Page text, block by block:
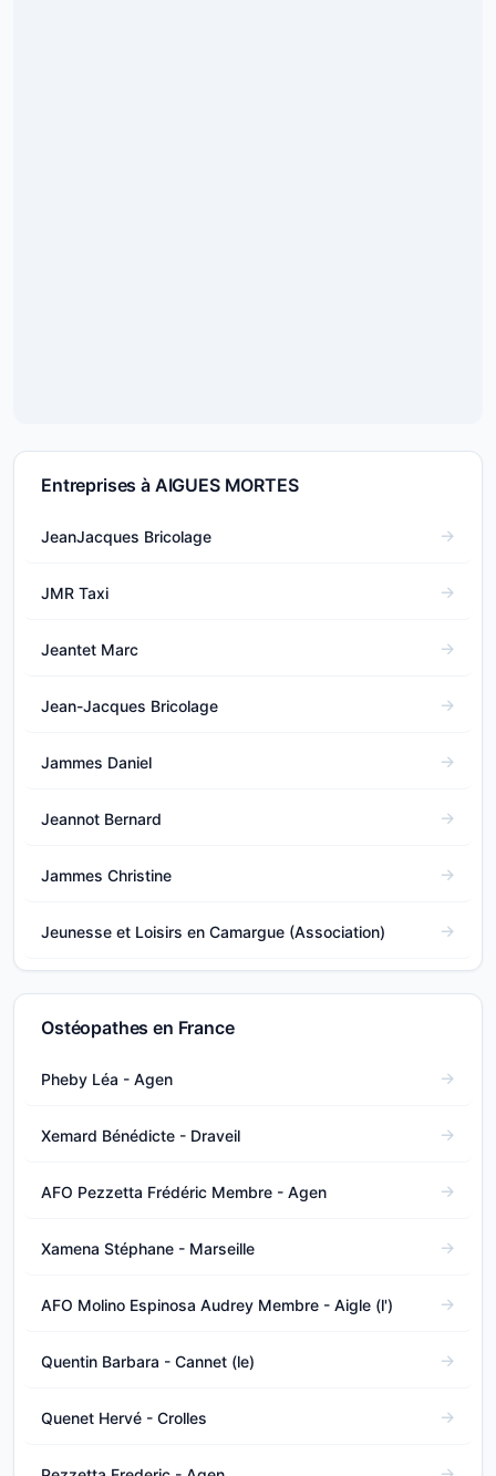
Entreprises à AIGUES MORTES
JeanJacques Bricolage
JMR Taxi
Jeantet Marc
Jean-Jacques Bricolage
Jammes Daniel
Jeannot Bernard
Jammes Christine
Jeunesse et Loisirs en Camargue (Association)
Ostéopathes en France
Pheby Léa - Agen
Xemard Bénédicte - Draveil
AFO Pezzetta Frédéric Membre - Agen
Xamena Stéphane - Marseille
AFO Molino Espinosa Audrey Membre - Aigle (l')
Quentin Barbara - Cannet (le)
Quenet Hervé - Crolles